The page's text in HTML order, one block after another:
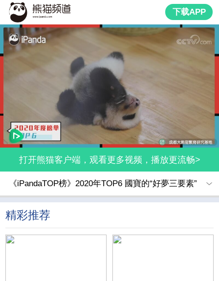
下载APP
打开熊猫客户端，观看更多视频，播放更流畅>
《iPandaTOP榜》2020年TOP6 國寶的“好夢三要素”
精彩推荐